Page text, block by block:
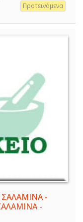
Προτεινόμενα
-
-